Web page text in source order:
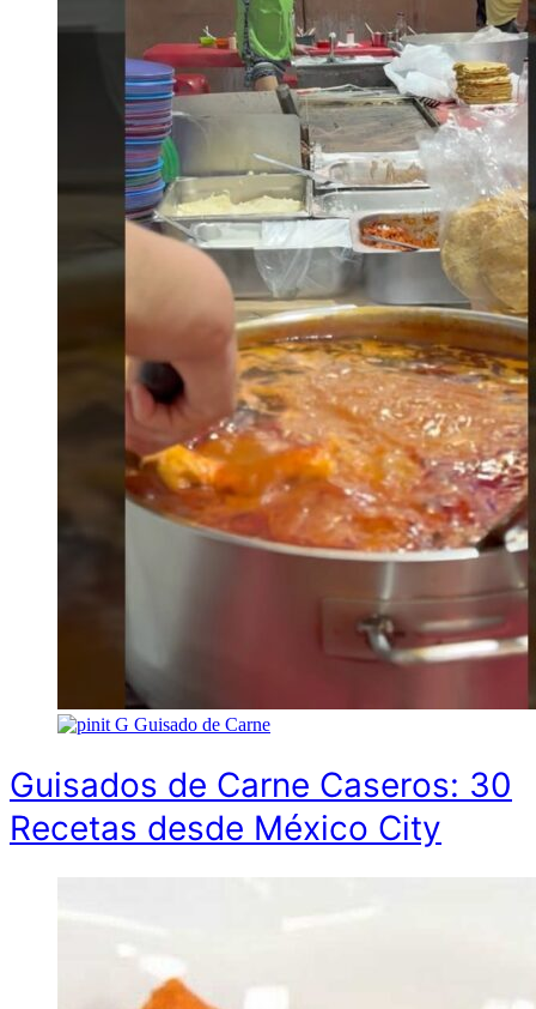
G Guisado de Carne
Guisados de Carne Caseros: 30
Recetas desde México City